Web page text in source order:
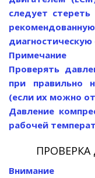
следует
диагностическую
Примечание
Проверять
при правильно
(если их можно
Давление
рабочей
Внимание